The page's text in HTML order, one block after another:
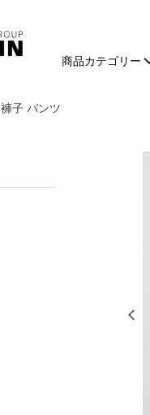
商品カテゴリー
褲子 パンツ